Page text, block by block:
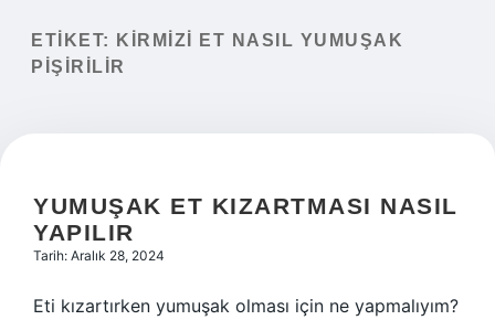
Yasal Uyarı
ETIKET:
KIRMIZI ET NASIL YUMUŞAK
PIŞIRILIR
YUMUŞAK ET KIZARTMASI NASIL
YAPILIR
Tarih: Aralık 28, 2024
Eti kızartırken yumuşak olması için ne yapmalıyım?